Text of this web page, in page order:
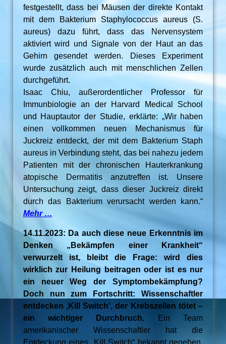
festgestellt, dass bei Mäusen der direkte Kontakt
mit dem Bakterium Staphylococcus aureus (S.
aureus) dazu führt, dass das Nervensystem
aktiviert wird und Signale von der Haut an das
Gehirn gesendet werden. Dieses Experiment
wurde zusätzlich auch mit menschlichen Zellen
durchgeführt.
Isaac Chiu, außerordentlicher Professor für
Immunbiologie an der Harvard Medical School
und Hauptautor der Studie, erklärte: „Wir haben
einen vollkommen neuen Mechanismus für
Juckreiz entdeckt, der mit dem Bakterium Staph
aureus in Verbindung steht, das bei nahezu jedem
Patienten mit der chronischen Hauterkrankung
atopische Dermatitis anzutreffen ist. Unsere
Untersuchung zeigt, dass dieser Juckreiz direkt
durch das Bakterium verursacht werden kann.“
Mehr …
14.11.2023: Da auch diese neue Erkenntnis im
Denken „Bekämpfen einer Krankheit“
verwurzelt ist, bleibt die Frage: wird dies
wirklich zur Heilung beitragen oder ist es nur
ein neuer Weg der Symptombekämpfung?
Doch nun zum Fortschritt: Wissenschaftler
entdecken ‚Kill Switch‘, der Krebszellen tötet –
ein wichtiger Durchbruch. Ein Team
amerikanischer Wissenschaftler hat die
Entdeckung eines „Kill Switch“ bekannt gegeben,